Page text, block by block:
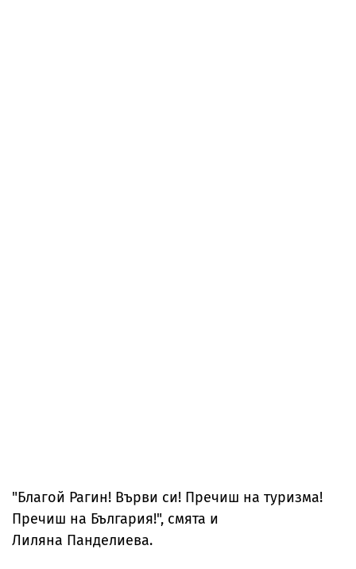
"Благой Рагин! Върви си! Пречиш на туризма!
Пречиш на България!", смята и
Лиляна Панделиева.